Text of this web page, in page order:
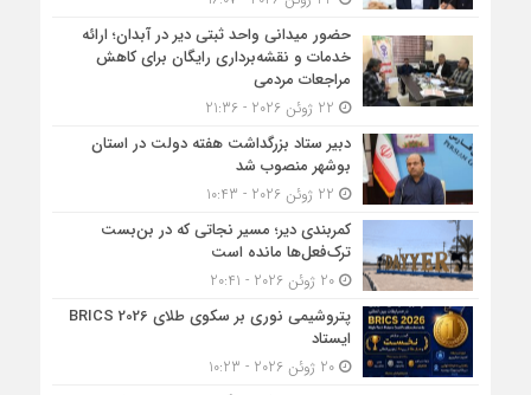
حضور میدانی واحد ثبتی دیر در آبدان؛ ارائه
خدمات و نقشه‌برداری رایگان برای کاهش
مراجعات مردمی
دبیر ستاد بزرگداشت هفته دولت در استان
بوشهر منصوب شد
کمربندی دیر؛ مسیر نجاتی که در بن‌بست
ترک‌فعل‌ها مانده است
20 ژوئن 2026 - 20:41
پتروشیمی نوری بر سکوی طلای BRICS 2026
ایستاد
20 ژوئن 2026 - 10:23